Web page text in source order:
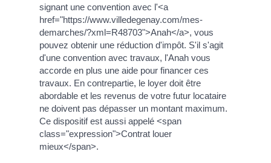
signant une convention avec l'<a
href="https://www.villedegenay.com/mes-
demarches/?xml=R48703">Anah</a>, vous
pouvez obtenir une réduction d'impôt. S'il s'agit
d'une convention avec travaux, l'Anah vous
accorde en plus une aide pour financer ces
travaux. En contrepartie, le loyer doit être
abordable et les revenus de votre futur locataire
ne doivent pas dépasser un montant maximum.
Ce dispositif est aussi appelé <span
class="expression">Contrat louer
mieux</span>.